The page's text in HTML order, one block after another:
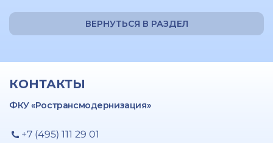
ВЕРНУТЬСЯ В РАЗДЕЛ
КОНТАКТЫ
ФКУ «Ространсмодернизация»
+7 (495) 111 29 01